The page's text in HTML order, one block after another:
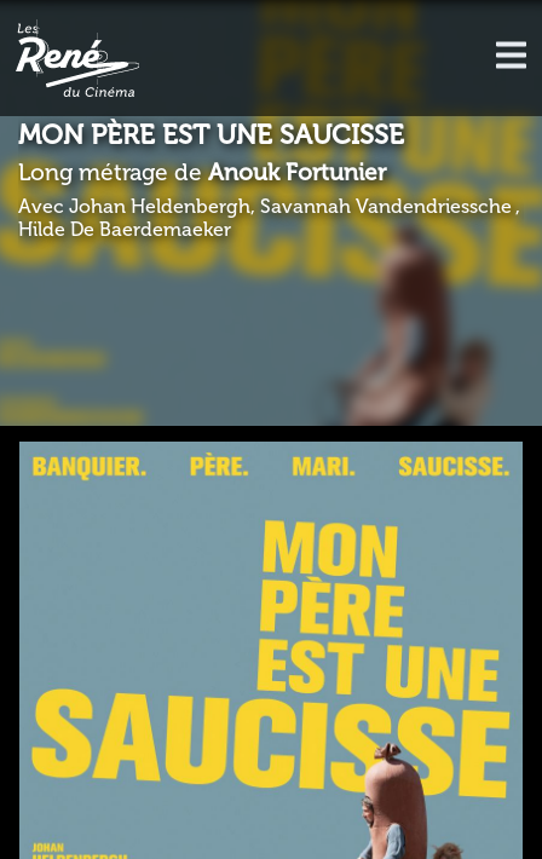
MON PÈRE EST UNE SAUCISSE
Long métrage deAnouk Fortunier
Avec Johan Heldenbergh, Savannah Vandendriessche ,
Hilde De Baerdemaeker